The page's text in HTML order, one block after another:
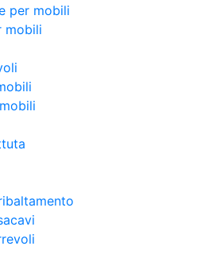
per mobili
mobili